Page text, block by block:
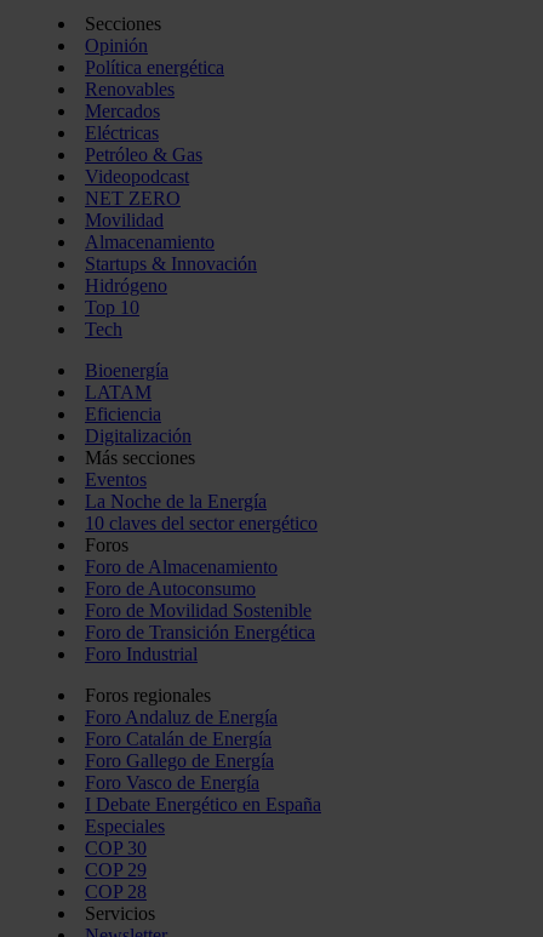
Secciones
Opinión
Política energética
Renovables
Mercados
Eléctricas
Petróleo & Gas
Videopodcast
NET ZERO
Movilidad
Almacenamiento
Startups & Innovación
Hidrógeno
Top 10
Tech
Bioenergía
LATAM
Eficiencia
Digitalización
Más secciones
Eventos
La Noche de la Energía
10 claves del sector energético
Foros
Foro de Almacenamiento
Foro de Autoconsumo
Foro de Movilidad Sostenible
Foro de Transición Energética
Foro Industrial
Foros regionales
Foro Andaluz de Energía
Foro Catalán de Energía
Foro Gallego de Energía
Foro Vasco de Energía
I Debate Energético en España
Especiales
COP 30
COP 29
COP 28
Servicios